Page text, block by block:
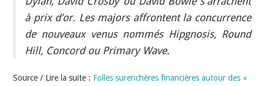
à prix d’or. Les majors affrontent la concurrence
de nouveaux venus nommés Hipgnosis, Round
Hill, Concord ou Primary Wave.
Source / Lire la suite : Folles surenchères financières autour des «